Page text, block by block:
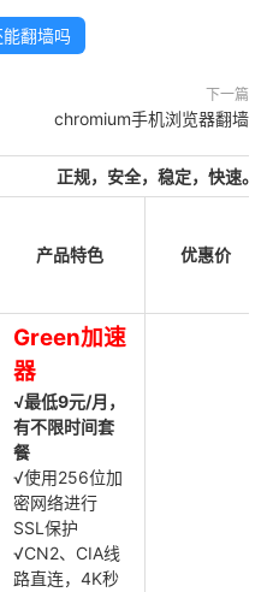
翻墙吗
下一篇
chromium手机浏览器翻墙
正规，安全，稳定，快速。
产品特色 优惠价
Green加速
器
√最低9元/月，
有不限时间套
餐
√使用256位加
密网络进行
SSL保护
√CN2、CIA线
路直连，4K秒